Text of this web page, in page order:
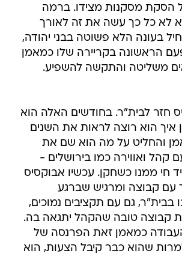
הסקת מסקנות מצידו. ברמה
לא כל כך עשה את זה לאורך
בעונה הלא פשוטה בבני יהודה,
הראשונה בקריירה שלו כמאמן
משליטה והתקשה להשפיע.
חזר לבית"ר. בחודשים האלה הוא
איך הוא רוצה לראות את השנים
והחליט על מה הוא שם את
קהל ואווירה כמו בירושלים -
חי ממנו כשחקן. עכשיו אבוקסיס
עם קבוצה ומרגיש שברגע
בבית"ר, גם עם תקציבים נמוכים,
קבוצה טובה שהקהל יתגאה בה.
כמאמן זאת הפרנסה של
שהוא כבר קיבל הצעות, הוא